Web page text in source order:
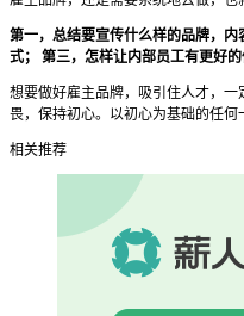
第一，总结要宣传什么样的品牌，
式； 第三，怎样让内部员工有更好的
想要做好雇主品牌，吸引住人才，
畏，保持初心。以初心为基础的任何
相关推荐